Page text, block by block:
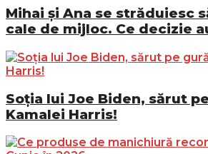
Mihai și Ana se străduiesc
cale de mijloc. Ce decizie
Soția lui Joe Biden, sărut
Kamalei Harris!